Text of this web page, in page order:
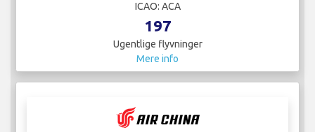
ICAO: ACA
197
Ugentlige flyvninger
Mere info